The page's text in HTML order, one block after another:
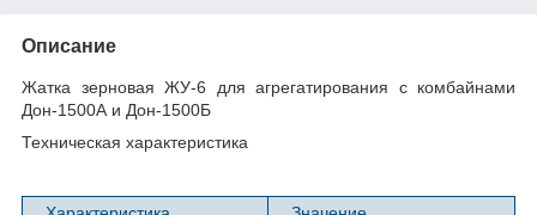
Описание
Жатка зерновая ЖУ-6 для агрегатирования с комбайнами
Дон-1500А и Дон-1500Б
Техническая характеристика